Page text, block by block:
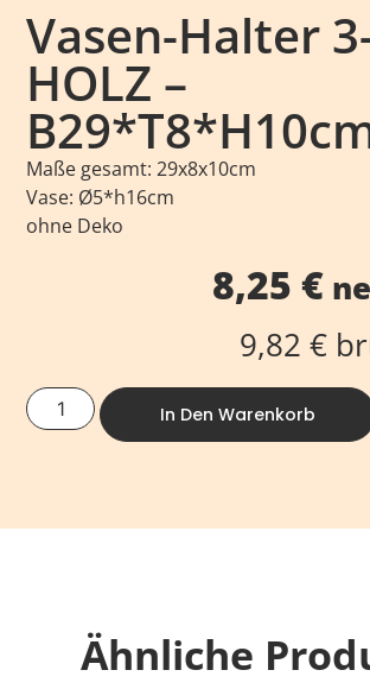
Vasen-Halter
HOLZ –
Maße gesamt: 29x8x10cm
Vase: Ø5*h16cm
ohne Deko
8,25 €
9,82 €
In Den Warenkorb
Ähnliche